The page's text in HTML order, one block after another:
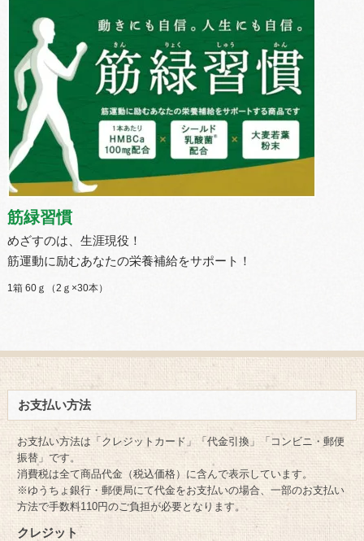
筋緑習慣
めざすのは、生涯現役！
筋運動に励むあなたの栄養補給をサポート！
1箱 60ｇ（2ｇ×30本）
お支払い方法
お支払い方法は「クレジットカード」「代金引換」「コンビニ・郵便
振替」です。
消費税は全て商品代金（税込価格）に含んで表示しています。
※ゆうちょ銀行・郵便局にて代金をお支払いの場合、一部のお支払い
方法で手数料110円のご負担が必要となります。
クレジット